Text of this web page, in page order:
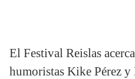
El Festival Reislas
humoristas Kike Pérez